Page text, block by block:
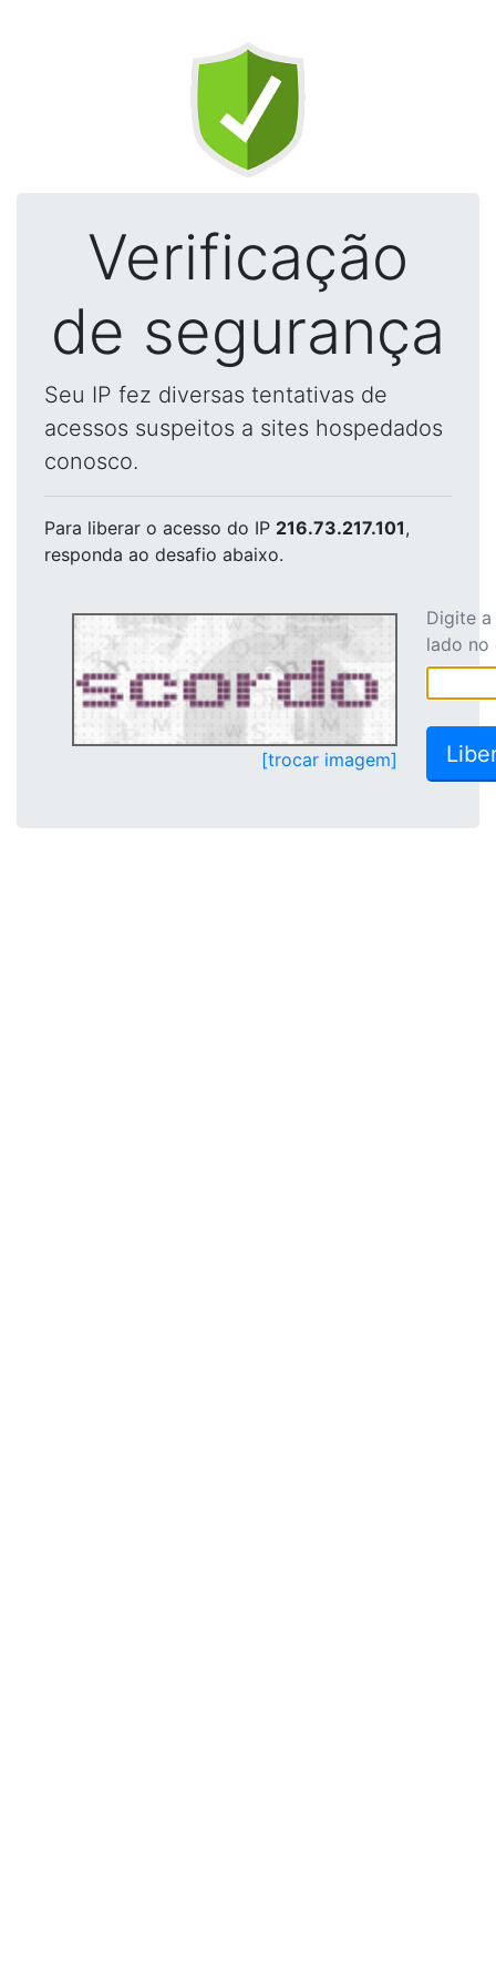
Verificação
de segurança
Seu IP fez diversas tentativas de
acessos suspeitos a sites hospedados
conosco.
Para liberar o acesso do IP 216.73.217.101,
responda ao desafio abaixo.
[trocar imagem]
Digite
lado no